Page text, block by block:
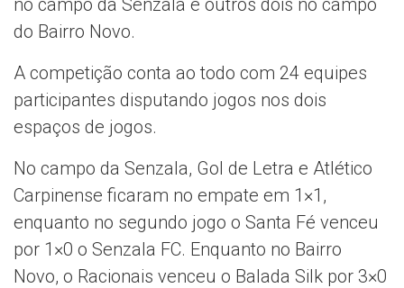
do Bairro Novo.
A competição conta ao todo com 24 equipes
participantes disputando jogos nos dois
espaços de jogos.
No campo da Senzala, Gol de Letra e Atlético
Carpinense ficaram no empate em 1×1,
enquanto no segundo jogo o Santa Fé venceu
por 1×0 o Senzala FC. Enquanto no Bairro
Novo, o Racionais venceu o Balada Silk por 3×0